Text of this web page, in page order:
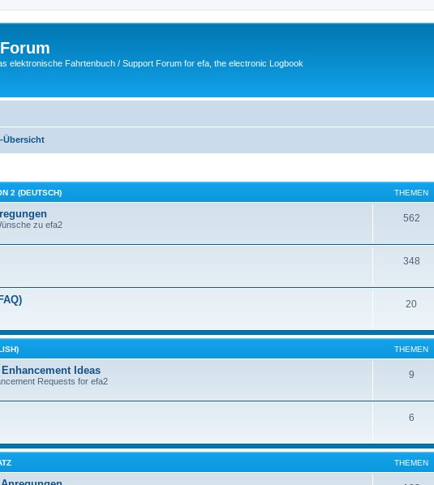
elektronische Fahrtenbuch / Support Forum for efa, the electronic Logbook
Übersicht
2 (DEUTSCH) THEMEN
zu efa2
562
348
20
THEMEN
Ideas
Requests for efa2
9
6
THEMEN